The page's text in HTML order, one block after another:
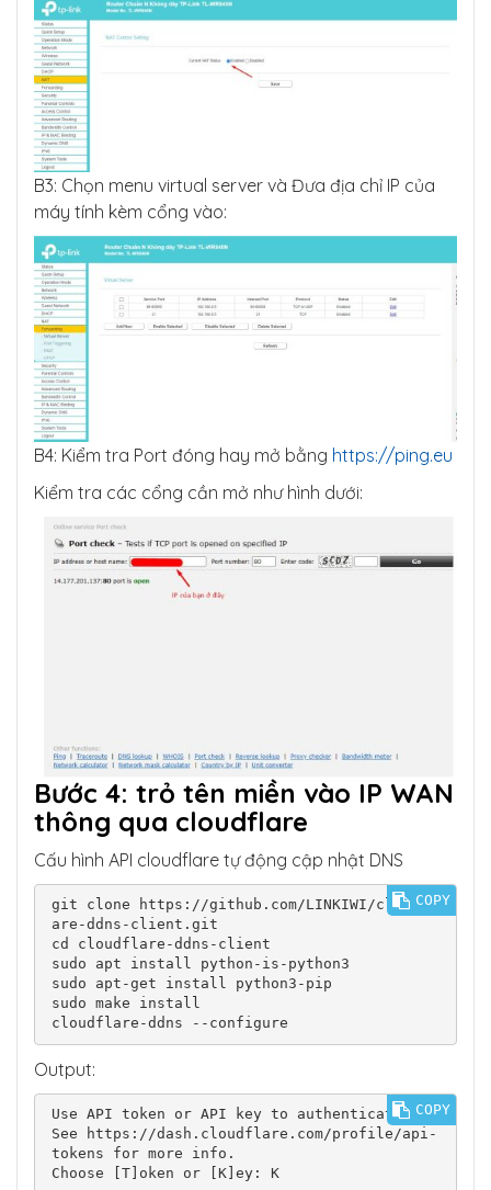
B3: Chọn menu virtual server và Đưa địa chỉ IP của
máy tính kèm cổng vào:
B4: Kiểm tra Port đóng hay mở bằng https://ping.eu
Kiểm tra các cổng cần mở như hình dưới:
Bước 4: trỏ tên miền vào IP WAN
thông qua cloudflare
Cấu hình API cloudflare tự động cập nhật DNS
git clone https://github.com/LINKIWI/cloudfl
are-ddns-client.git
cd cloudflare-ddns-client
sudo apt install python-is-python3
sudo apt-get install python3-pip
sudo make install
cloudflare-ddns --configure
COPY
Output:
Use API token or API key to authenticate?
See https://dash.cloudflare.com/profile/api-
tokens for more info.
Choose [T]oken or [K]ey: K
COPY